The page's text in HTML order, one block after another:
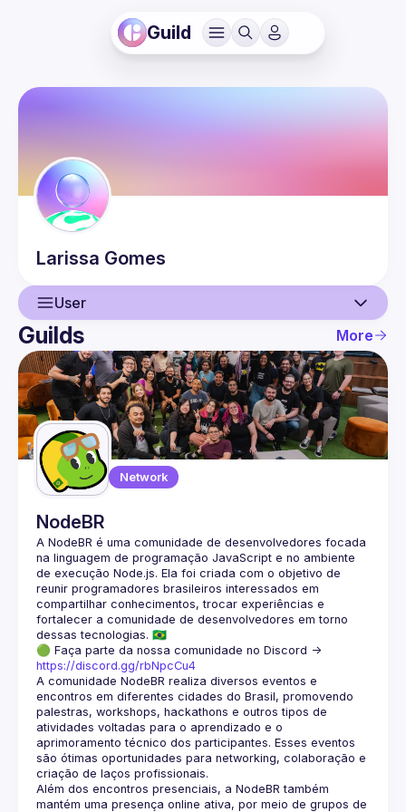
Guild
Larissa Gomes
User
User
Guilds
Guilds More
Network
NodeBR
A NodeBR é uma comunidade de desenvolvedores focada
na linguagem de programação JavaScript e no ambiente
de execução Node.js. Ela foi criada com o objetivo de
reunir programadores brasileiros interessados em
compartilhar conhecimentos, trocar experiências e
fortalecer a comunidade de desenvolvedores em torno
🟢 Faça parte da nossa comunidade no Discord ->
https://discord.gg/rbNpcCu4
A comunidade NodeBR realiza diversos eventos e
encontros em diferentes cidades do Brasil, promovendo
palestras, workshops, hackathons e outros tipos de
atividades voltadas para o aprendizado e o
aprimoramento técnico dos participantes. Esses eventos
são ótimas oportunidades para networking, colaboração e
Além dos encontros presenciais, a NodeBR também
mantém uma presença online ativa, por meio de grupos de